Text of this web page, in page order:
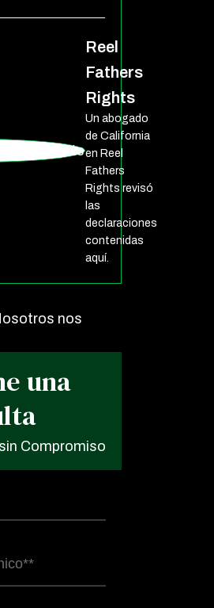
Reel
Fathers
Rights
Un abogado
de California
en Reel
Fathers
Rights revisó
las
declaraciones
contenidas
aquí.
nos
una
Compromiso